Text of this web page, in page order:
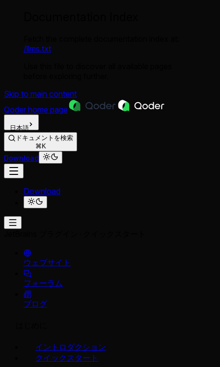
/llms.txt
Skip to main content
Qoder home page
日本語
ドキュメントを検索
⌘K
Download
Download
ウェブサイト
フォーラム
ブログ
イントロダクション
クイックスタート